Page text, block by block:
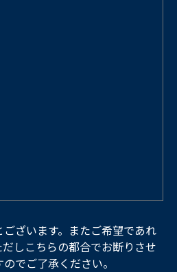
ざいます。またご希望であれ
しこちらの都合でお断りさせ
でご了承ください。